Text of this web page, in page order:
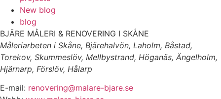
New blog
blog
BJÄRE MÅLERI & RENOVERING I SKÅNE
Måleriarbeten i Skåne, Bjärehalvön, Laholm, Båstad,
Torekov, Skummeslöv, Mellbystrand, Höganäs, Ängelholm,
Hjärnarp, Förslöv, Hålarp
E-mail: renovering@malare-bjare.se